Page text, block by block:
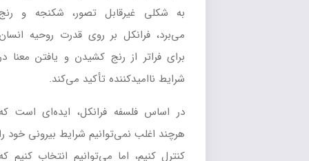
به شکلی غیرقابل تصور، شکنجه و رنج
می‌برد، فرانکل بر روی قدرت روحیه انسان
برای فراتر از رنج کشیدن و یافتن معنا در
شرایط ناامیدکننده تأکید می‌کند.
در اساس فلسفه فرانکل، ایده‌ای است که
هرچند اغلب نمی‌توانیم شرایط بیرونی خود را
کنترل کنیم، اما می‌توانیم انتخاب کنیم که